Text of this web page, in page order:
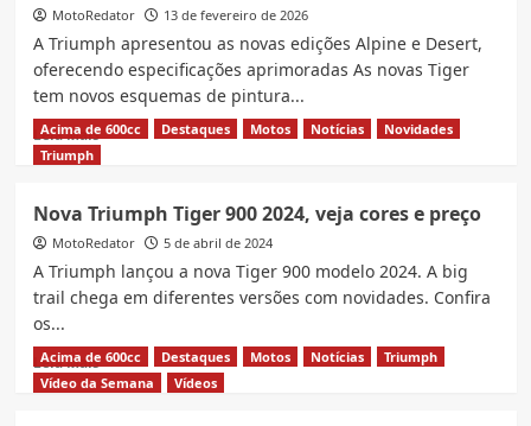
MotoRedator 13 de fevereiro de 2026
A Triumph apresentou as novas edições Alpine e Desert,
oferecendo especificações aprimoradas As novas Tiger
tem novos esquemas de pintura...
Leia MaisRead
Triumph
Tiger
900
Alpine
e
Edition,
Veja
Acima de 600cc Destaques Motos Notícias
Novidades
Triumph
Nova Triumph Tiger 900 2024, veja cores e preço
MotoRedator 5 de abril de 2024
A Triumph lançou a nova Tiger 900 modelo 2024. A big
trail chega em diferentes versões com novidades. Confira
os...
Leia MaisRead
more
Acima de 600cc Destaques Motos Notícias
Triumph
Vídeo da Semana
Vídeos